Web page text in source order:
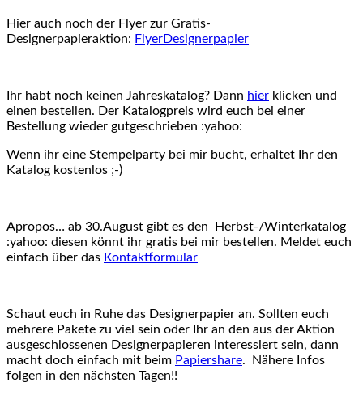
Hier auch noch der Flyer zur Gratis-
Designerpapieraktion: FlyerDesignerpapier
Ihr habt noch keinen Jahreskatalog? Dann hier klicken und
einen bestellen. Der Katalogpreis wird euch bei einer
Bestellung wieder gutgeschrieben :yahoo:
Wenn ihr eine Stempelparty bei mir bucht, erhaltet Ihr den
Katalog kostenlos ;-)
Apropos… ab 30.August gibt es den Herbst-/Winterkatalog
:yahoo: diesen könnt ihr gratis bei mir bestellen. Meldet euch
einfach über das Kontaktformular
Schaut euch in Ruhe das Designerpapier an. Sollten euch
mehrere Pakete zu viel sein oder Ihr an den aus der Aktion
ausgeschlossenen Designerpapieren interessiert sein, dann
macht doch einfach mit beim Papiershare. Nähere Infos
folgen in den nächsten Tagen!!